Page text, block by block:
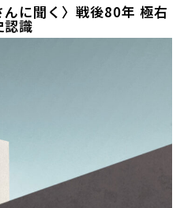
んに聞く〉戦後80年 極右
認識